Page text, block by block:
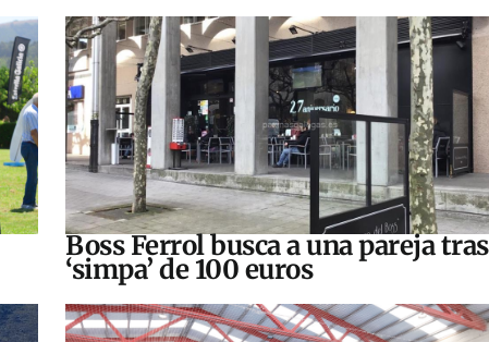
Boss Ferrol busca a una pareja
‘simpa’ de 100 euros